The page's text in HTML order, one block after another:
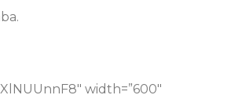
width=”600″